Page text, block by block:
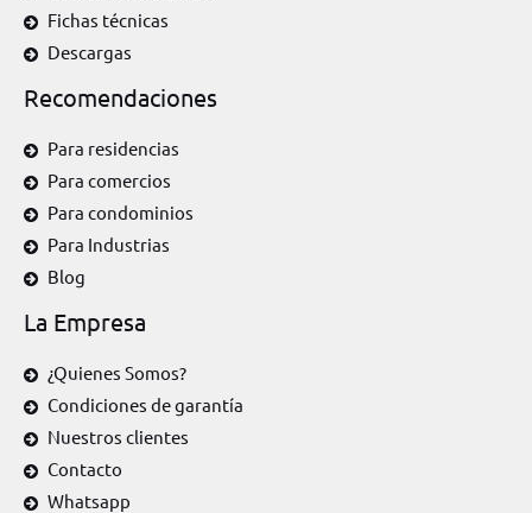
Fichas técnicas
Descargas
Recomendaciones
Para residencias
Para comercios
Para condominios
Para Industrias
Blog
La Empresa
¿Quienes Somos?
Condiciones de garantía
Nuestros clientes
Contacto
Whatsapp